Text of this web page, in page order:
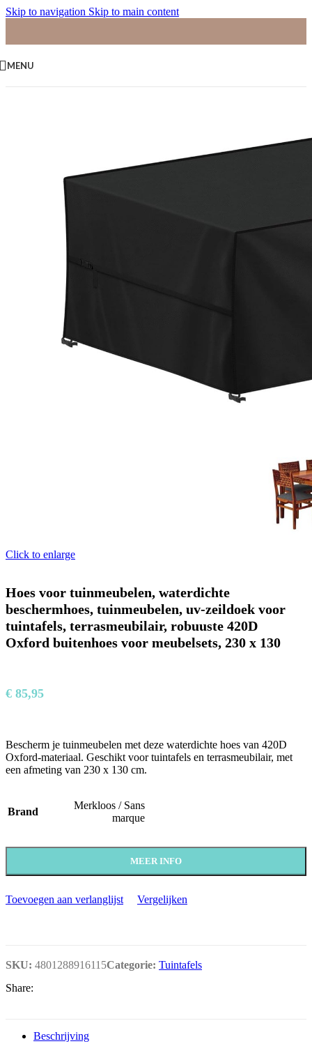
Skip to navigation Skip to main content
MENU
Click to enlarge
Hoes voor tuinmeubelen, waterdichte
beschermhoes, tuinmeubelen, uv-zeildoek voor
tuintafels, terrasmeubilair, robuuste 420D
Oxford buitenhoes voor meubelsets, 230 x 130
€ 85,95
Bescherm je tuinmeubelen met deze waterdichte hoes van 420D
Oxford-materiaal. Geschikt voor tuintafels en terrasmeubilair, met
een afmeting van 230 x 130 cm.
Brand
Merkloos / Sans
marque
MEER INFO
Toevoegen aan verlanglijst Vergelijken
SKU: 4801288916115Categorie: Tuintafels
Share:
Beschrijving